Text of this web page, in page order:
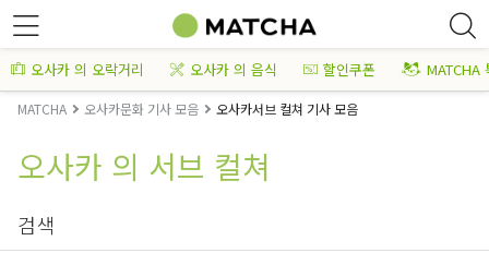
오사카 의 오락거리 오사카 의 음식 할인쿠폰 MATCHA
MATCHA 오사카문화 기사 모음 오사카서브 컬쳐 기사 모음
오사카 의 서브 컬쳐
검색